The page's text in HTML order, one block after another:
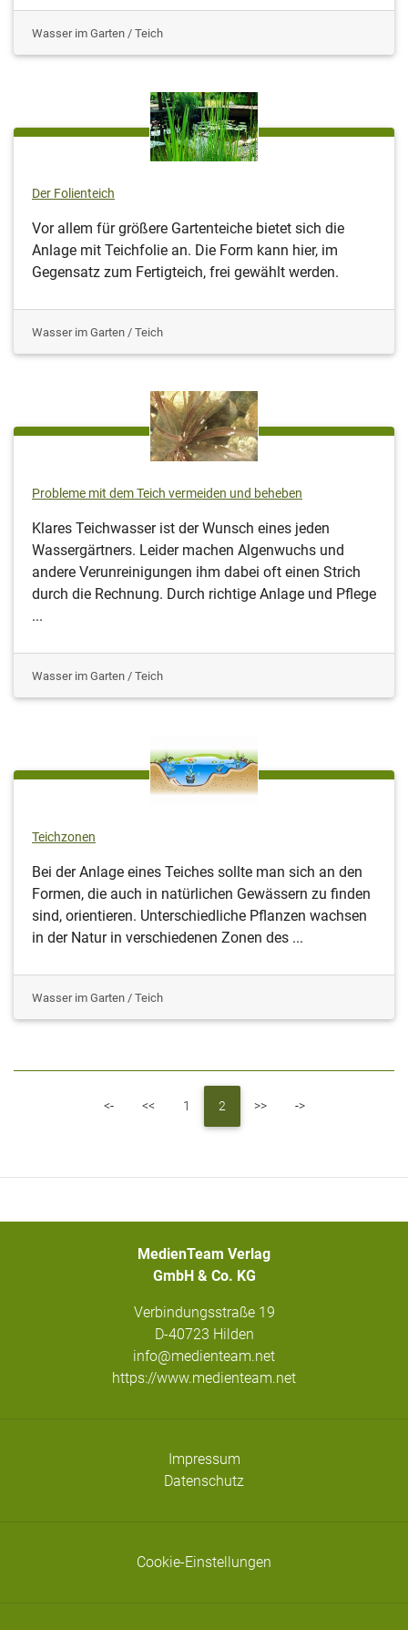
Wasser im Garten / Teich
Der Folienteich
Vor allem für größere Gartenteiche bietet sich die
Anlage mit Teichfolie an. Die Form kann hier, im
Gegensatz zum Fertigteich, frei gewählt werden.
Wasser im Garten / Teich
Probleme mit dem Teich vermeiden und beheben
Klares Teichwasser ist der Wunsch eines jeden
Wassergärtners. Leider machen Algenwuchs und
andere Verunreinigungen ihm dabei oft einen Strich
durch die Rechnung. Durch richtige Anlage und Pflege
...
Wasser im Garten / Teich
Teichzonen
Bei der Anlage eines Teiches sollte man sich an den
Formen, die auch in natürlichen Gewässern zu finden
sind, orientieren. Unterschiedliche Pflanzen wachsen
in der Natur in verschiedenen Zonen des ...
Wasser im Garten / Teich
<-First <<Previous
1 2 >>Next ->Last
MedienTeam Verlag
GmbH & Co. KG
Verbindungsstraße 19
D-40723 Hilden
info@medienteam.net
https://www.medienteam.net
Impressum
Datenschutz
Cookie-Einstellungen